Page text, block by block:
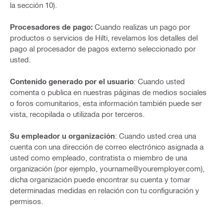
la sección 10).
Procesadores de pago: Cuando realizas un pago por
productos o servicios de Hilti, revelamos los detalles del
pago al procesador de pagos externo seleccionado por
usted.
Contenido generado por el usuario: Cuando usted
comenta o publica en nuestras páginas de medios sociales
o foros comunitarios, esta información también puede ser
vista, recopilada o utilizada por terceros.
Su empleador u organización: Cuando usted crea una
cuenta con una dirección de correo electrónico asignada a
usted como empleado, contratista o miembro de una
organización (por ejemplo, yourname@youremployer.com),
dicha organización puede encontrar su cuenta y tomar
determinadas medidas en relación con tu configuración y
permisos.